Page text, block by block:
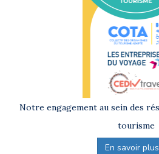
Notre engagement au sein des
tourisme
En savoir plus